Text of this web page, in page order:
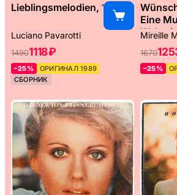
Lieblingsmelodien, 1989
Luciano Pavarotti
14901118 ₽
–25%
ОРИГИНАЛ 1989
СБОРНИК
Eine
Mireille
1670
–25%